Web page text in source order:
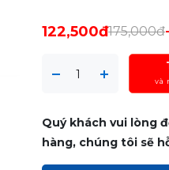
122,500đ175,000đ
và
Quý khách vui lòng
hàng, chúng tôi sẽ